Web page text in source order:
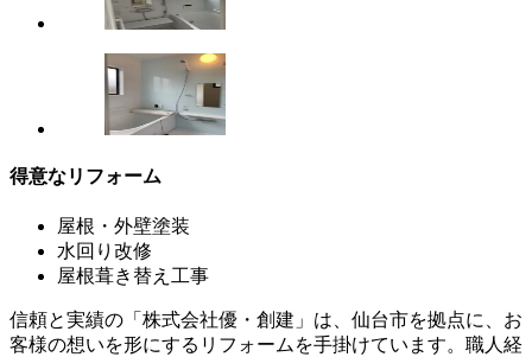
得意なリフォーム
屋根・外壁塗装
水回り改修
屋根葺き替え工事
信頼と実績の「株式会社優・創建」は、仙台市を拠点に、お
客様の想いを形にするリフォームを手掛けています。職人経